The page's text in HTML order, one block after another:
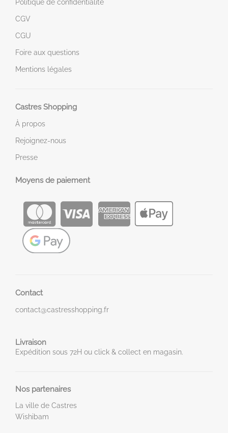
Politique de confidentialité
CGV
CGU
Foire aux questions
Mentions légales
Castres Shopping
À propos
Rejoignez-nous
Presse
Moyens de paiement
Contact
contact@castresshopping.fr
Livraison
Expédition sous 72H ou click & collect en magasin.
Nos partenaires
La ville de Castres
Wishibam